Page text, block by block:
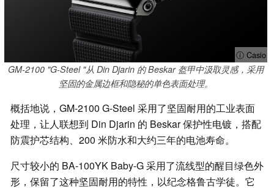
ⓘ Casio
GM-2100 "G-Steel "从 Din Djarin 的 Beskar 盔甲中汲取灵感，采用
坚固的金属边框和隐秘的单色表面处理。
概括地说，GM-2100 G-Steel 采用了坚固耐用的工业表面
处理，让人联想到 Din Djarin 的 Beskar 保护性电镀，搭配
防震护芯结构、200 米防水和大约三年的电池寿命。
尺寸较小的 BA-100YK Baby-G 采用了流线型的醒目绿色外
形，保留了这种坚固耐用的特性，以纪念格鲁古学徒。它